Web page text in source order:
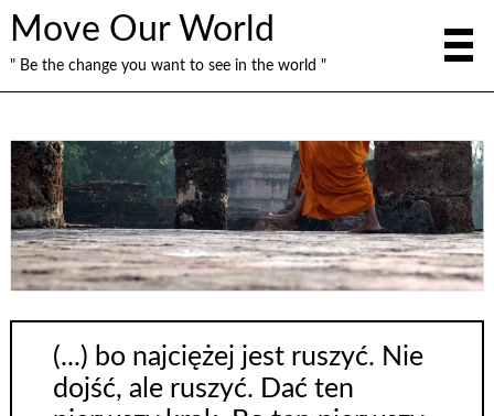
Move Our World
" Be the change you want to see in the world "
(...) bo najciężej jest ruszyć. Nie
dojść, ale ruszyć. Dać ten